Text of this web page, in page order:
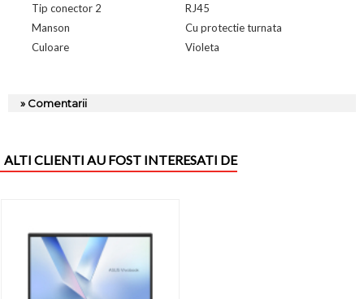
Tip conector 2
RJ45
Manson
Cu protectie turnata
Culoare
Violeta
» Comentarii
ALTI CLIENTI AU FOST INTERESATI DE